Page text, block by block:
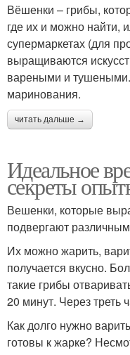
Вёшенки – грибы,
где их и можно найти,
супермаркетах (для
выращиваются
вареными и
маринования.
читать дальше →
Идеальное
секреты
Вешенки, которые
подвергают
Их можно жарить,
получается вкусно.
такие грибы
20 минут. Через треть
Как долго нужно
готовы к жарке?